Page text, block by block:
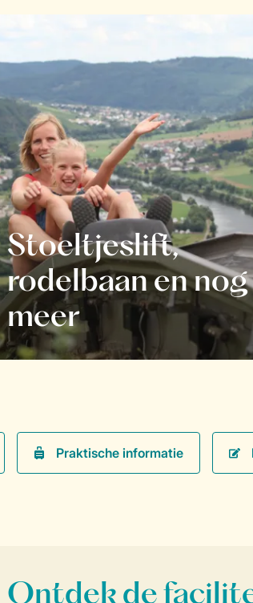
Stoeltjeslift,
rodelbaan en nog
meer
Praktische informatie